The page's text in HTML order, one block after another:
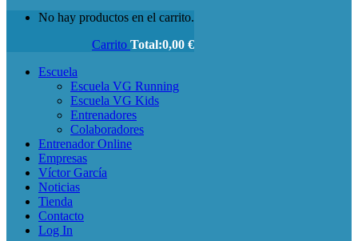
No hay productos en el carrito.
Carrito Total:0,00 €
Escuela
Escuela VG Running
Escuela VG Kids
Entrenadores
Colaboradores
Entrenador Online
Empresas
Víctor García
Noticias
Tienda
Contacto
Log In